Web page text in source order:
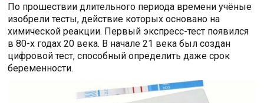
По прошествии длительного периода времени учёные
изобрели тесты, действие которых основано на
химической реакции. Первый экспресс-тест появился
в 80-х годах 20 века. В начале 21 века был создан
цифровой тест, способный определить даже срок
беременности.